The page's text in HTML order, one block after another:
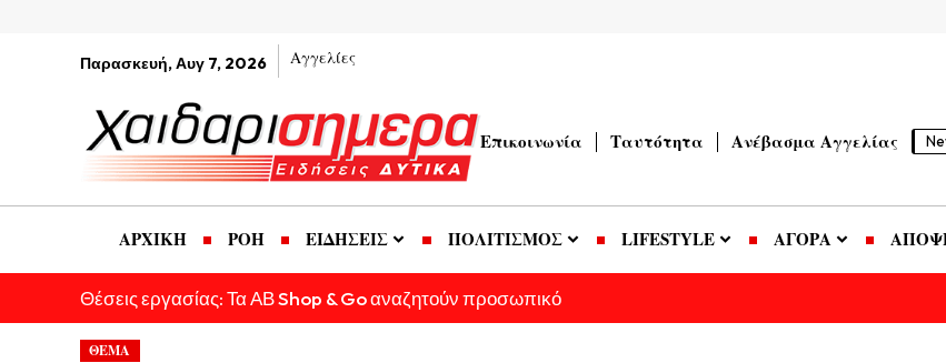
Παρασκευή, Αυγ 7, 2026 Αγγελίες
Επικοινωνία Ταυτότητα Ανέβασμα Αγγελίας
ΑΡΧΙΚΗ ΡΟΗ ΕΙΔΗΣΕΙΣ ΠΟΛΙΤΙΣΜΟΣ LIFESTYLE ΑΓΟΡΑ
Θέσεις εργασίας: Τα ΑΒ Shop & Go αναζητούν προσωπικό
ΘΕΜΑ